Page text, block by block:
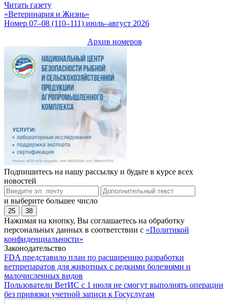
Читать газету
«Ветеринария и Жизнь»
Номер 07–08 (110–111) июль–август 2026
Архив номеров
Подпишитесь на нашу рассылку и будьте в курсе всех
новостей
и выберите большее число
25 38
Нажимая на кнопку, Вы соглашаетесь на обработку
персональных данных в соответствии с «Политикой
конфиденциальности»
Законодательство
FDA представило план по расширению разработки
ветпрепаратов для животных с редкими болезнями и
малочисленных видов
Пользователи ВетИС с 1 июля не смогут выполнять операции
без привязки учетной записи к Госуслугам